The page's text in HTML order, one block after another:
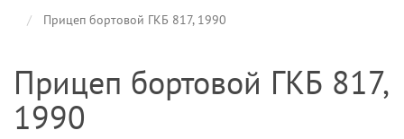
Прицеп бортовой ГКБ 817, 1990
Прицеп бортовой ГКБ 817,
1990